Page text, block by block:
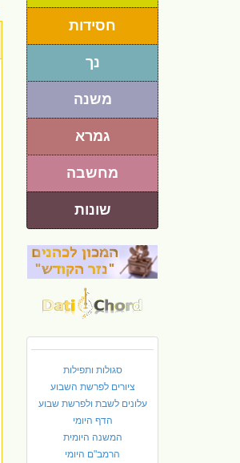
חסידות
נך
משנה
גמרא
מחשבה
שונות
סגולות ותפילות
ציורים לפרשת השבוע
עלונים לשבת ולפרשת שבוע
הדף היומי
המשנה היומית
הרמב"ם היומי